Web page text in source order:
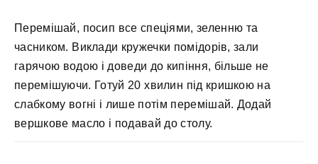
Перемішай, посип все спеціями, зеленню та
часником. Виклади кружечки помідорів, зали
гарячою водою і доведи до кипіння, більше не
перемішуючи. Готуй 20 хвилин під кришкою на
слабкому вогні і лише потім перемішай. Додай
вершкове масло і подавай до столу.